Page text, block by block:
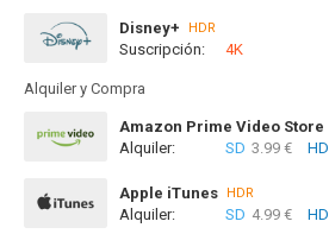
Disney+ HDR
Suscripción: 4K
Alquiler y Compra
Amazon Prime Video Store
Alquiler: SD 3.99 € HD
Apple iTunes HDR
Alquiler: SD 4.99 € HD